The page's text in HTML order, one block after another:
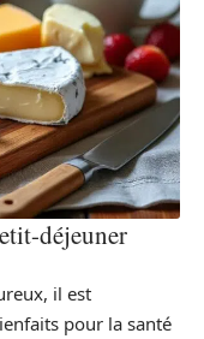
déjeuner
il est
pour la santé